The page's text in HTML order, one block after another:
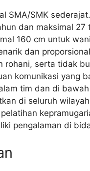
SMA/SMK sederajat.
dan maksimal 27
160 cm untuk
dan
rohani, serta tidak
komunikasi yang
tim dan di
di seluruh
pengalaman di